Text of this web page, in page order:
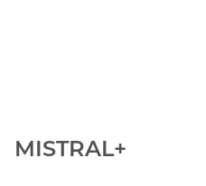
MISTRAL+